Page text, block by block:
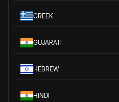
GREEK
GUJARATI
HEBREW
HINDI